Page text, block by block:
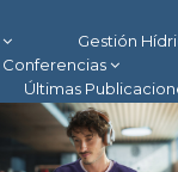
Gestión
Conferencias
Últimas